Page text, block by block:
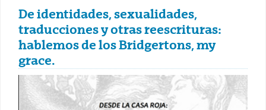
De identidades, sexualidades,
traducciones y otras reescrituras:
hablemos de los Bridgertons, my
grace.